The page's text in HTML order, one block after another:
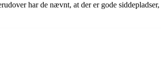
har de nævnt, at der er gode